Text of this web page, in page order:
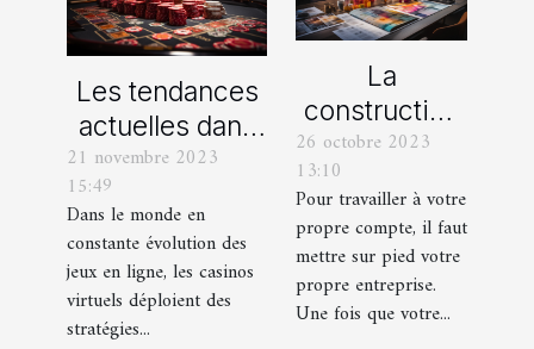
Les tendances
actuelles dans
les offres
promotionnelles
des casinos en
ligne
21 novembre 2023
15:49
Dans le monde en
constante évolution des
jeux en ligne, les casinos
virtuels déploient des
stratégies...
La
construction
d’une identité
d’entreprise :
que faut-il en
savoir ?
26 octobre 2023
13:10
Pour travailler à votre
propre compte, il faut
mettre sur pied votre
propre entreprise.
Une fois que votre...